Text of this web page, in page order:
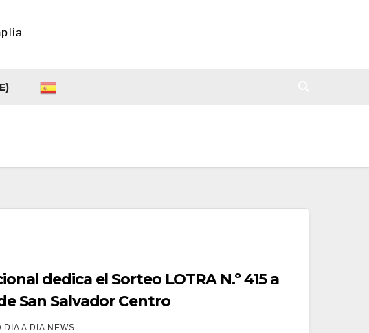
dedica el Sorteo LOTRA N.º 415 a
San Salvador Centro
DIA A DIA NEWS